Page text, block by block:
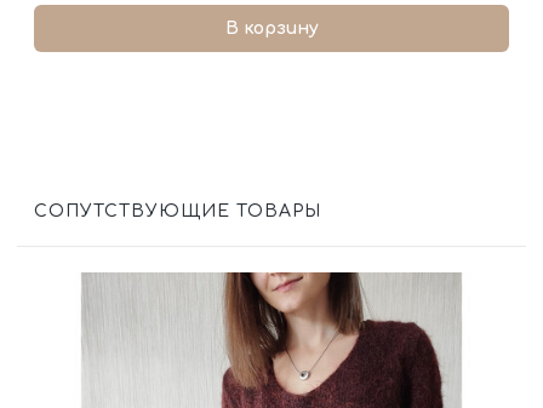
В корзину
СОПУТСТВУЮЩИЕ ТОВАРЫ